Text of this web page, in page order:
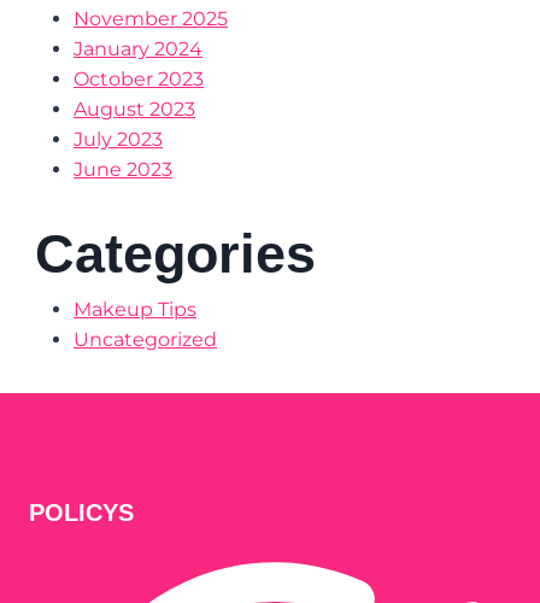
November 2025
January 2024
October 2023
August 2023
July 2023
June 2023
Categories
Makeup Tips
Uncategorized
POLICYS